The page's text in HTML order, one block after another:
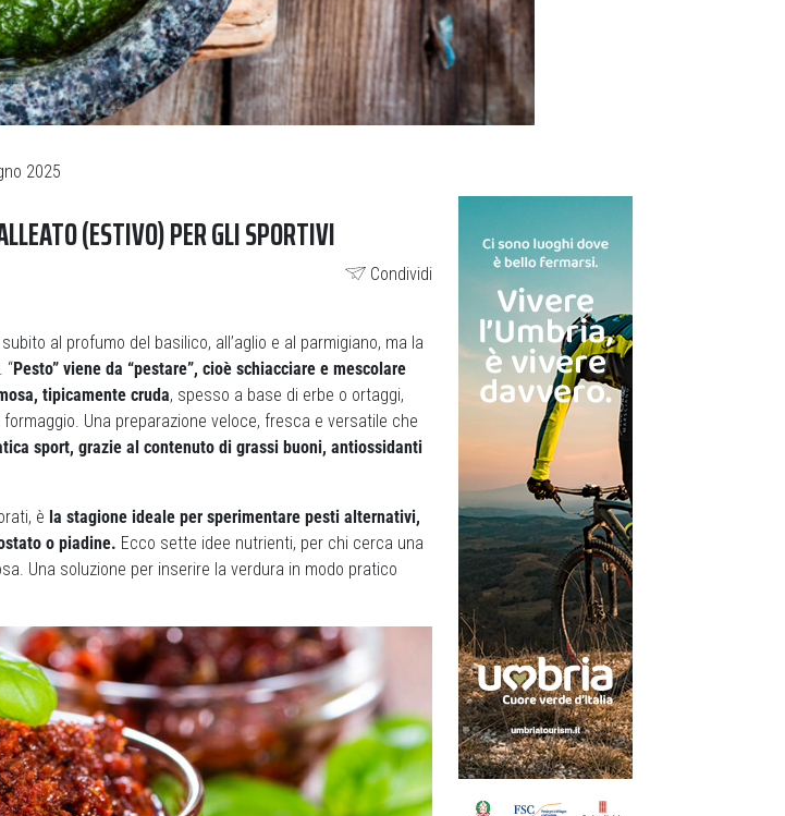
2025
(ESTIVO) PER GLI SPORTIVI
Condividi
al profumo del basilico, all’aglio e al parmigiano, ma la
“Pesto” viene da “pestare”, cioè schiacciare e mescolare
tipicamente cruda, spesso a base di erbe o ortaggi,
Una preparazione veloce, fresca e versatile che
sport, grazie al contenuto di grassi buoni, antiossidanti
è la stagione ideale per sperimentare pesti alternativi,
o piadine. Ecco sette idee nutrienti, per chi cerca una
Una soluzione per inserire la verdura in modo pratico